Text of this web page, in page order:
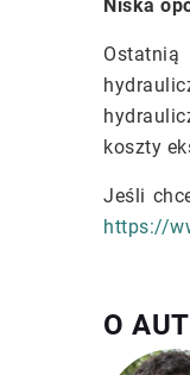
Niska
koszty
Jeśli
https://
O